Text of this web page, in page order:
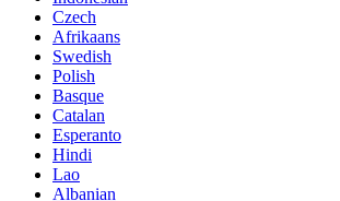
Czech
Afrikaans
Swedish
Polish
Basque
Catalan
Esperanto
Hindi
Lao
Albanian